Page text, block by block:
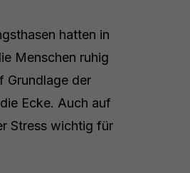
hatten in
Menschen ruhig
Grundlage der
Ecke. Auch auf
Stress wichtig für